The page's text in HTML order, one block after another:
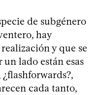
de subgénero
hay
y que se
lado están esas
cada tanto,